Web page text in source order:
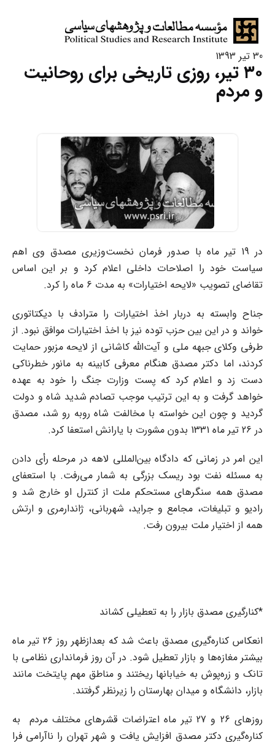
30 تیر 1393
۳۰ تیر، روزی تاریخی برای روحانیت
و مردم
در 19 تیر ماه با صدور فرمان نخست‌وزیری مصدق وی اهم
سیاست خود را اصلاحات داخلی اعلام کرد و بر این اساس
تقاضای تصویب «لایحه اختیارات» به مدت 6 ماه را کرد.
جناح وابسته به دربار اخذ اختیارات را مترادف با دیکتاتوری
خواند و در این بین حزب توده نیز با اخذ اختیارات موافق نبود. از
طرفی وکلای جبهه ملی و آیت‌الله کاشانی از لایحه مزبور حمایت
کردند، اما دکتر مصدق هنگام معرفی کابینه به مانور خطرناکی
دست زد و اعلام کرد که پست وزارت جنگ را خود به عهده
خواهد گرفت و به این ترتیب موجب تصادم شدید شاه و دولت
گردید و چون این خواسته با مخالفت شاه روبه رو شد، مصدق
در 26 تیر ماه 1331 بدون مشورت با یارانش استعفا کرد.
این امر در زمانی که دادگاه بین‌المللی لاهه در مرحله رأی دادن
به مسئله نفت بود ریسک بزرگی به شمار می‌رفت. با استعفای
مصدق همه سنگرهای مستحکم ملت از کنترل او خارج شد و
رادیو و تبلیغات، مجامع و جراید، شهربانی، ژاندارمری و ارتش
همه از اختیار ملت بیرون رفت.
*کنارگیری مصدق بازار را به تعطیلی کشاند
انعکاس کناره‌گیری مصدق باعث شد که بعدازظهر روز 26 تیر ماه
بیشتر مغازه‌ها و بازار تعطیل شود. در آن روز فرمانداری نظامی با
تانک و زره‌پوش به خیابانها ریختند و مناطق مهم پایتخت مانند
بازار، دانشگاه و میدان بهارستان را زیرنظر گرفتند.
روزهای 26 و 27 تیر ماه اعتراضات قشرهای مختلف مردم به
کناره‌گیری دکتر مصدق افزایش یافت و شهر تهران را ناآرامی فرا